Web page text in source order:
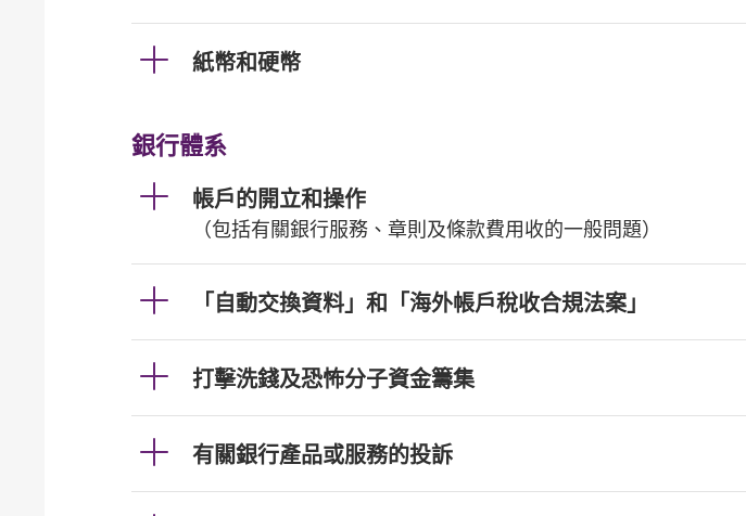
紙幣和硬幣
銀行體系
帳戶的開立和操作
（包括有關銀行服務、章則及條款費用收的一般問題）
「自動交換資料」和「海外帳戶稅收合規法案」
打擊洗錢及恐怖分子資金籌集
有關銀行產品或服務的投訴